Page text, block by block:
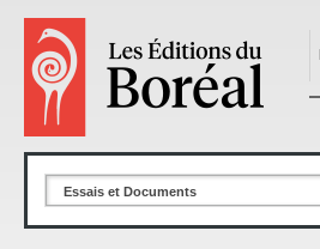
Essais et Documents